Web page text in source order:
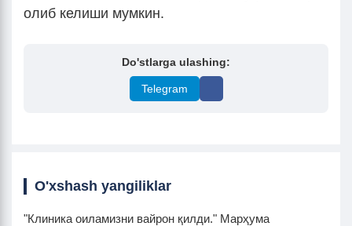
олиб келиши мумкин.
Do'stlarga ulashing:
Telegram
O'xshash yangiliklar
"Клиника оиламизни вайрон қилди." Марҳума